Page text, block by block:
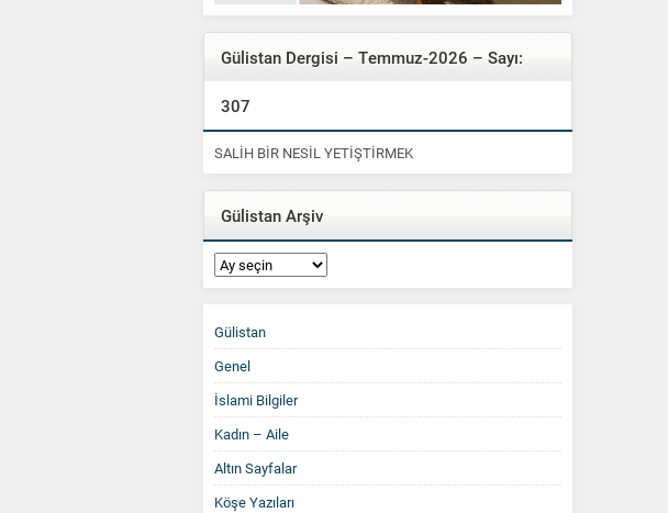
Gülistan Dergisi – Temmuz-2026 – Sayı:
307
SALİH BİR NESİL YETİŞTİRMEK
Gülistan Arşiv
Gülistan
Arşiv
Gülistan
Genel
İslami Bilgiler
Kadın – Aile
Altın Sayfalar
Köşe Yazıları